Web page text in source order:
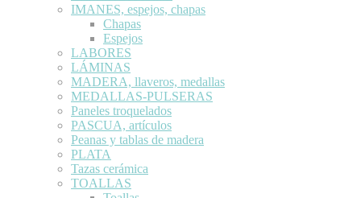
IMANES, espejos, chapas
Chapas
Espejos
LABORES
LÁMINAS
MADERA, llaveros, medallas
MEDALLAS-PULSERAS
Paneles troquelados
PASCUA, artículos
Peanas y tablas de madera
PLATA
Tazas cerámica
TOALLAS